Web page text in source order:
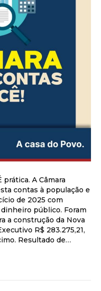
A Câmara
contas à população e
de 2025 com
público. Foram
a construção da Nova
R$ 283.275,21,
Resultado de…